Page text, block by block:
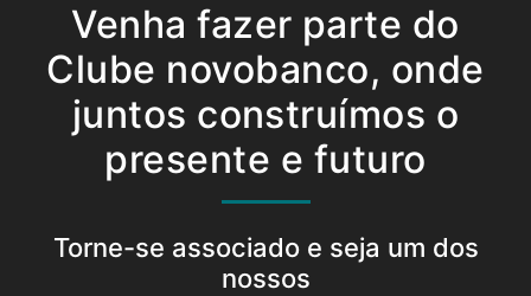
Venha fazer parte do
Clube novobanco, onde
juntos construímos o
presente e futuro
Torne-se associado e seja um dos
nossos